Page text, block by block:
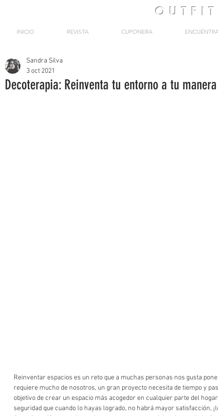
OUTFIT
INICIO REVISTA CUPONERA
Decoterapia: Reinventa tu entorno a tu manera
Sandra Silva
3 oct 2021
Reinventar espacios es un reto que a muchas personas nos gusta
requiere mucho de nosotros, un gran proyecto necesita de tiempo y
objetivo de crear un espacio más acogedor en cualquier parte del
seguridad que cuando lo hayas logrado, no habrá mayor satisfacción,